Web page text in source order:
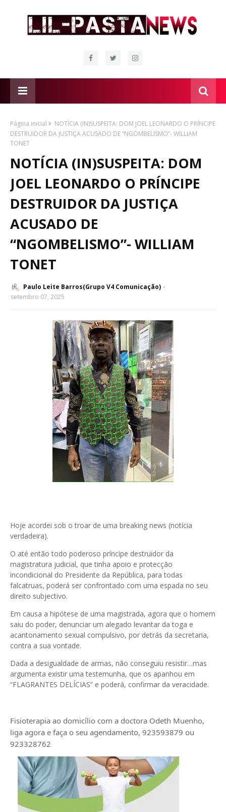
Página inicial
NOTÍCIA (IN)SUSPEITA: DOM JOEL LEONARDO O PRÍNCIPE
DESTRUIDOR DA JUSTIÇA ACUSADO DE “NGOMBELISMO”- WILLIAM
TONET
NOTÍCIA (IN)SUSPEITA: DOM
JOEL LEONARDO O PRÍNCIPE
DESTRUIDOR DA JUSTIÇA
ACUSADO DE
“NGOMBELISMO”- WILLIAM
TONET
Paulo Leite Barros(Grupo V4 Comunicação)
setembro 07, 2025
Hoje acordei sob o troar de uma breaking news (notícia
verdadeira).
O até então todo poderoso príncipe destruidor da
magistratura judicial, que tinha apoio e protecção
incondicional do Presidente da República, para todas
falcatruas, poderá ser confrontado com uma espada no seu
direito subjectivo.
Em causa a hipótese de uma magistrada, agora que o homem
saiu do poder, denunciar um alegado levantar da toga e
acantonamento sexual compulsivo, por detrás da secretaria,
contra a sua vontade.
Dada a desigualdade de armas, não conseguiu resistir…mas
argumenta existir uma testemunha, que os apanhou em
“FLAGRANTES DELÍCIAS” e poderá, confirmar da veracidade.
Fisioterapia ao domicílio com a doctora Odeth Muenho,
liga agora e faça o seu agendamento, 923593879 ou
923328762